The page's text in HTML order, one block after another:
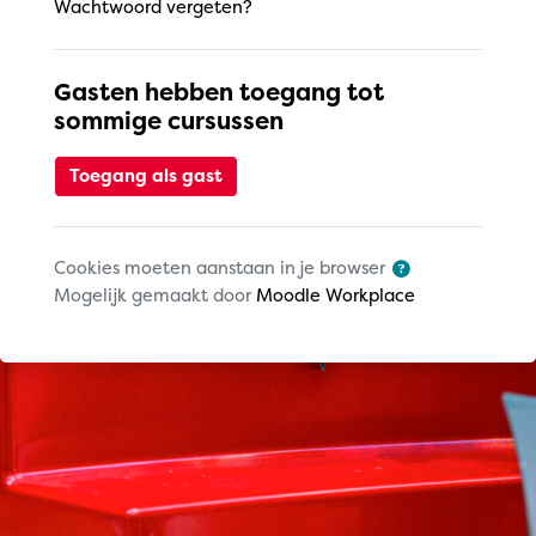
Wachtwoord vergeten?
Gasten hebben toegang tot
sommige cursussen
Toegang als gast
Cookies moeten aanstaan in je browser
Mogelijk gemaakt door Moodle Workplace